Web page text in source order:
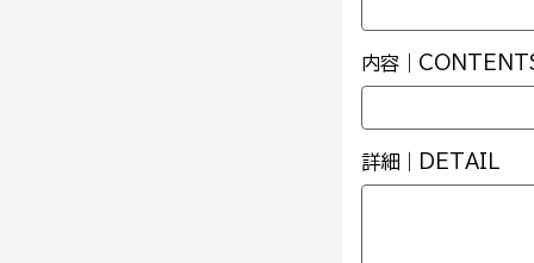
内容｜
詳細｜DETAIL